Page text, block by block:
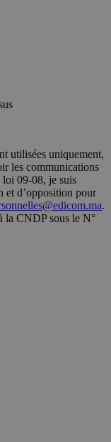
utilisées uniquement,
les communications
loi 09-08, je suis
et d’opposition pour
.
la CNDP sous le N°